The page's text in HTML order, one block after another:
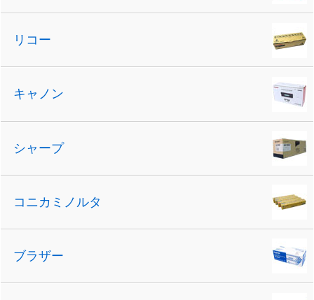
リコー
キャノン
シャープ
コニカミノルタ
ブラザー